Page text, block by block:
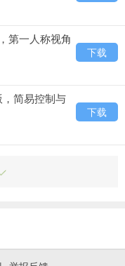
第一人称视角
下载
简易控制与
下载